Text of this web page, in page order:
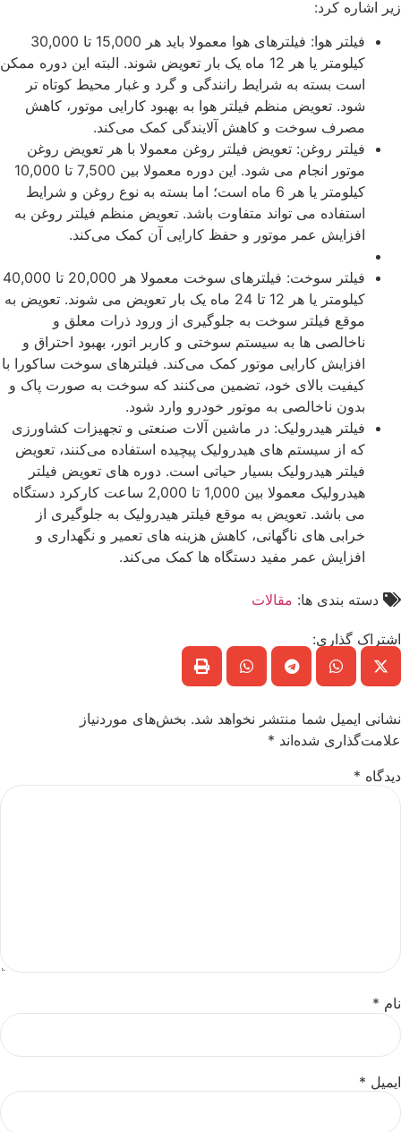
زیر اشاره کرد:
فیلتر هوا: فیلترهای هوا معمولا باید هر 15,000 تا 30,000
کیلومتر یا هر 12 ماه یک ‌بار تعویض شوند. البته این دوره ممکن
است بسته به شرایط رانندگی و گرد و غبار محیط ‌کوتاه ‌تر
شود. تعویض منظم فیلتر هوا به بهبود کارایی موتور، کاهش
مصرف سوخت و کاهش آلایندگی کمک می‌کند.
فیلتر روغن: تعویض فیلتر روغن معمولا با هر تعویض روغن
موتور انجام می ‌شود. این دوره معمولا بین 7,500 تا 10,000
کیلومتر یا هر 6 ماه است؛ اما بسته به نوع روغن و شرایط
استفاده می تواند متفاوت باشد. تعویض منظم فیلتر روغن به
افزایش عمر موتور و حفظ کارایی آن کمک می‌کند.
فیلتر سوخت: فیلترهای سوخت معمولا هر 20,000 تا 40,000
کیلومتر یا هر 12 تا 24 ماه یک ‌بار تعویض می ‌شوند. تعویض به
موقع فیلتر سوخت به جلوگیری از ورود ذرات معلق و
ناخالصی‌ ها به سیستم سوختی و کاربر اتور، بهبود احتراق و
افزایش کارایی موتور کمک می‌کند. فیلترهای سوخت ساکورا با
کیفیت بالای خود، تضمین می‌کنند که سوخت به صورت پاک و
بدون ناخالصی به موتور خودرو وارد شود.
فیلتر هیدرولیک: در ماشین‌ آلات صنعتی و تجهیزات کشاورزی
که از سیستم‌ های هیدرولیک پیچیده استفاده می‌کنند، تعویض
فیلتر هیدرولیک بسیار حیاتی است. دوره ‌های تعویض فیلتر
هیدرولیک معمولا بین 1,000 تا 2,000 ساعت کارکرد دستگاه
می باشد. تعویض به موقع فیلتر هیدرولیک به جلوگیری از
خرابی ‌های ناگهانی، کاهش هزینه‌ های تعمیر و نگهداری و
افزایش عمر مفید دستگاه ‌ها کمک می‌کند.
دسته بندی ها: مقالات
اشتراک گذاری:
نشانی ایمیل شما منتشر نخواهد شد. بخش‌های موردنیاز
علامت‌گذاری شده‌اند *
دیدگاه *
نام *
ایمیل *